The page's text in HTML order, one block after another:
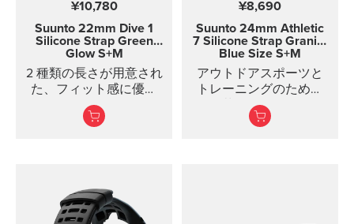
¥10,780
Suunto 22mm Dive 1
Silicone Strap Green
Glow S+M
2 種類の長さが用意され
た、フィット感に優れ
たダイビング用シリコ
ンストラップ
¥8,690
Suunto 24mm Athletic
7 Silicone Strap Granite
Blue Size S+M
アウトドアスポーツと
トレーニングのための
お洒落なシリコーンス
トラップ